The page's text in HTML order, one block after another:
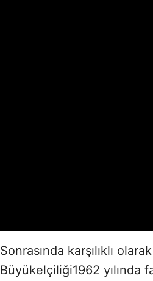
Sonrasında karşılıklı
Büyükelçiliği1962 yılında